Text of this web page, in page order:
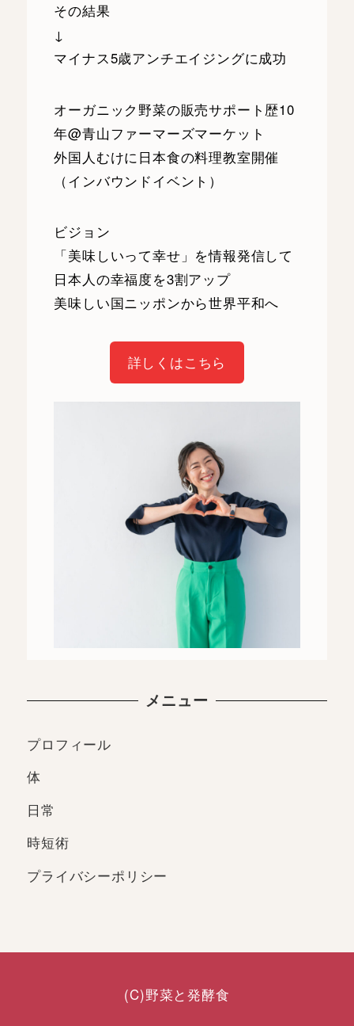
その結果
↓
マイナス5歳アンチエイジングに成功
オーガニック野菜の販売サポート歴10
年@青山ファーマーズマーケット
外国人むけに日本食の料理教室開催
（インバウンドイベント）
ビジョン
「美味しいって幸せ」を情報発信して
日本人の幸福度を3割アップ
美味しい国ニッポンから世界平和へ
詳しくはこちら
メニュー
プロフィール
体
日常
時短術
プライバシーポリシー
(C)野菜と発酵食